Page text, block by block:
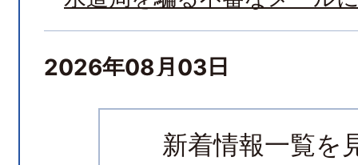
2026年08月03日
令和8年7月短時間集中豪雨
市）の募集について
新着情報一覧を